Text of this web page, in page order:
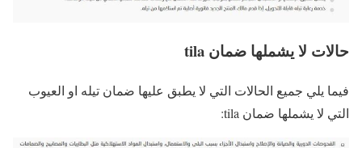
حالات لا يشملها ضمان tila
فيما يلي جميع الحالات التي لا يطبق عليها ضمان تيله او العيوب
التي لا يشملها ضمان tila: